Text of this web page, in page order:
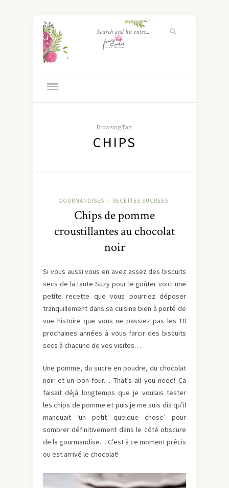
Browsing Tag:
CHIPS
GOURMANDISES / RECETTES SUCREES
Chips de pomme
croustillantes au chocolat
noir
Si vous aussi vous en avez assez des biscuits
secs de la tante Suzy pour le goûter voici une
petite recette que vous pourriez déposer
tranquillement dans sa cuisine bien à porté de
vue histoire que vous ne passiez pas les 10
prochaines années à vous farcir des biscuits
secs à chacune de vos visites…
Une pomme, du sucre en poudre, du chocolat
noir et un bon four… That’s all you need! Ça
faisait déjà longtemps que je voulais tester
les chips de pomme et puis je me suis dis qu’il
manquait ‘un petit quelque chose’ pour
sombrer définitivement dans le côté obscure
de la gourmandise… C’est à ce moment précis
ou est arrivé le chocolat!